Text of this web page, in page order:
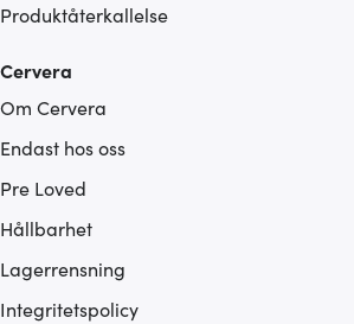
Produktåterkallelse
Cervera
Om Cervera
Endast hos oss
Pre Loved
Hållbarhet
Lagerrensning
Integritetspolicy